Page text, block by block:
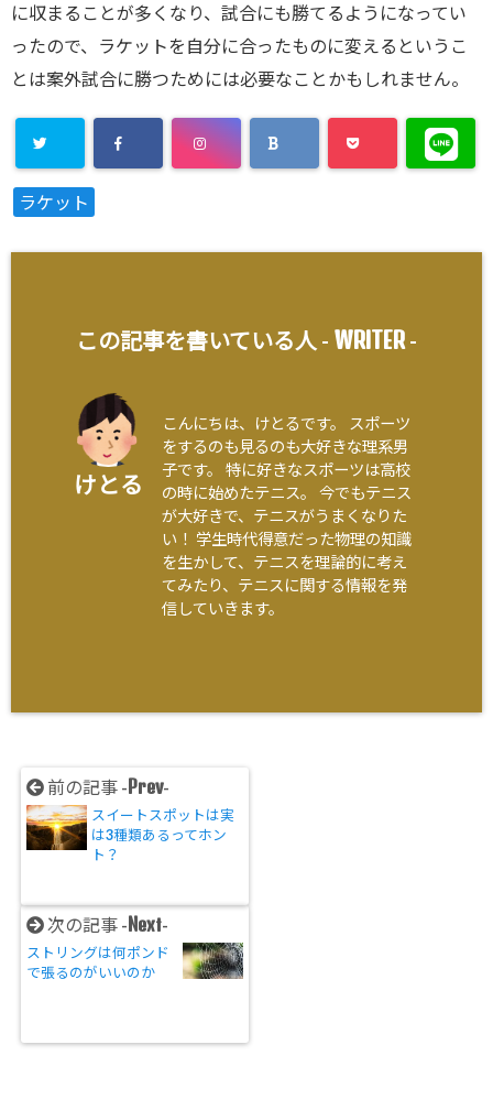
に収まることが多くなり、試合にも勝てるようになってい
ったので、ラケットを自分に合ったものに変えるというこ
とは案外試合に勝つためには必要なことかもしれません。
ラケット
この記事を書いている人 - WRITER -
けとる
こんにちは、けとるです。 スポーツ
をするのも見るのも大好きな理系男
子です。 特に好きなスポーツは高校
の時に始めたテニス。 今でもテニス
が大好きで、テニスがうまくなりた
い！ 学生時代得意だった物理の知識
を生かして、テニスを理論的に考え
てみたり、テニスに関する情報を発
信していきます。
前の記事 -Prev-
スイートスポットは実
は3種類あるってホン
ト？
次の記事 -Next-
ストリングは何ポンド
で張るのがいいのか